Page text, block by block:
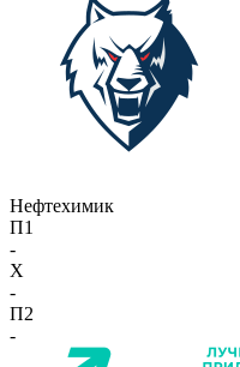
Нефтехимик
П1
-
X
-
П2
-